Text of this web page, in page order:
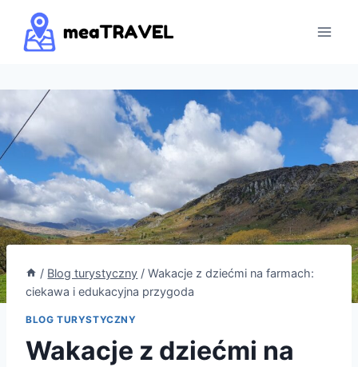
Przejdź
treści
/ Blog turystyczny / Wakacje z dziećmi na farmach:
ciekawa i edukacyjna przygoda
BLOG TURYSTYCZNY
Wakacje z dziećmi na